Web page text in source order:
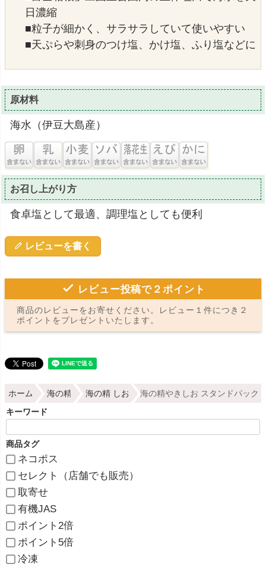
日濃縮
■粒子が細かく、サラサラしていて使いやすい
■天ぷらや刺身のつけ塩、かけ塩、ふり塩などに
原材料
海水（伊豆大島産）
お召し上がり方
食卓塩として最適、調理塩としても便利
レビューを書く
レビュー投稿で２ポイント
商品のレビューをお寄せください。レビュー１件につき２
ポイントをプレゼントいたします。
ホーム 海の精 海の精 しお 海の精やきしお スタンドパック
キーワード
商品タグ
ネコポス
セレクト（店舗でも販売）
取寄せ
有機JAS
ポイント2倍
ポイント5倍
冷凍